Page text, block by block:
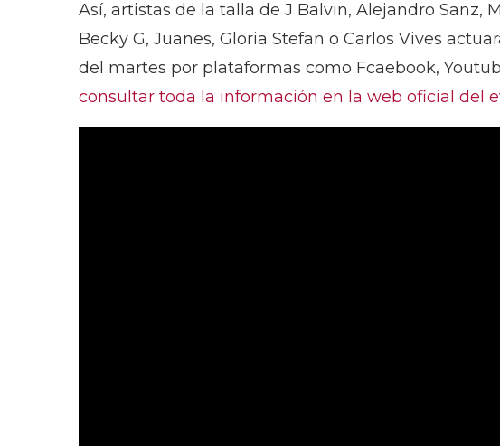
Así, artistas de la talla de J Balvin, Alejandro Sanz,
Becky G, Juanes, Gloria Stefan o Carlos Vives
del martes por plataformas como Fcaebook,
consultar toda la información en la web oficial del